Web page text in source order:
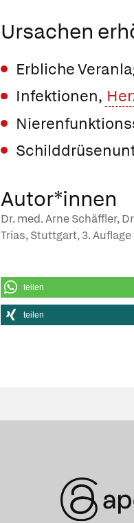
Ursachen
Erbliche
Infektionen,
Autor*innen
Dr. med. Arne Schäffler,
Trias, Stuttgart, 3.
teilen
teilen